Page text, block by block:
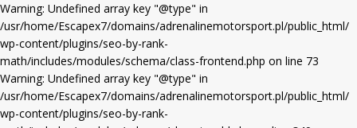
Warning: Undefined array key "@type" in
/usr/home/Escapex7/domains/adrenalinemotorsport.pl/public_html/
wp-content/plugins/seo-by-rank-
math/includes/modules/schema/class-frontend.php on line 73
Warning: Undefined array key "@type" in
/usr/home/Escapex7/domains/adrenalinemotorsport.pl/public_html/
wp-content/plugins/seo-by-rank-